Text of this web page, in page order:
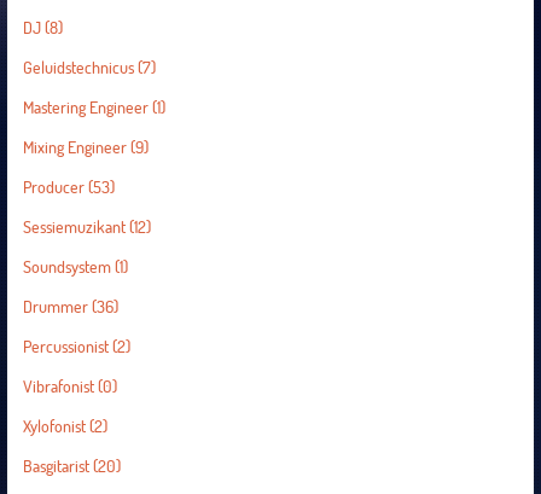
DJ(8)
Geluidstechnicus(7)
Mastering Engineer(1)
Mixing Engineer(9)
Producer(53)
Sessiemuzikant(12)
Soundsystem(1)
Drummer(36)
Percussionist(2)
Vibrafonist(0)
Xylofonist(2)
Basgitarist(20)